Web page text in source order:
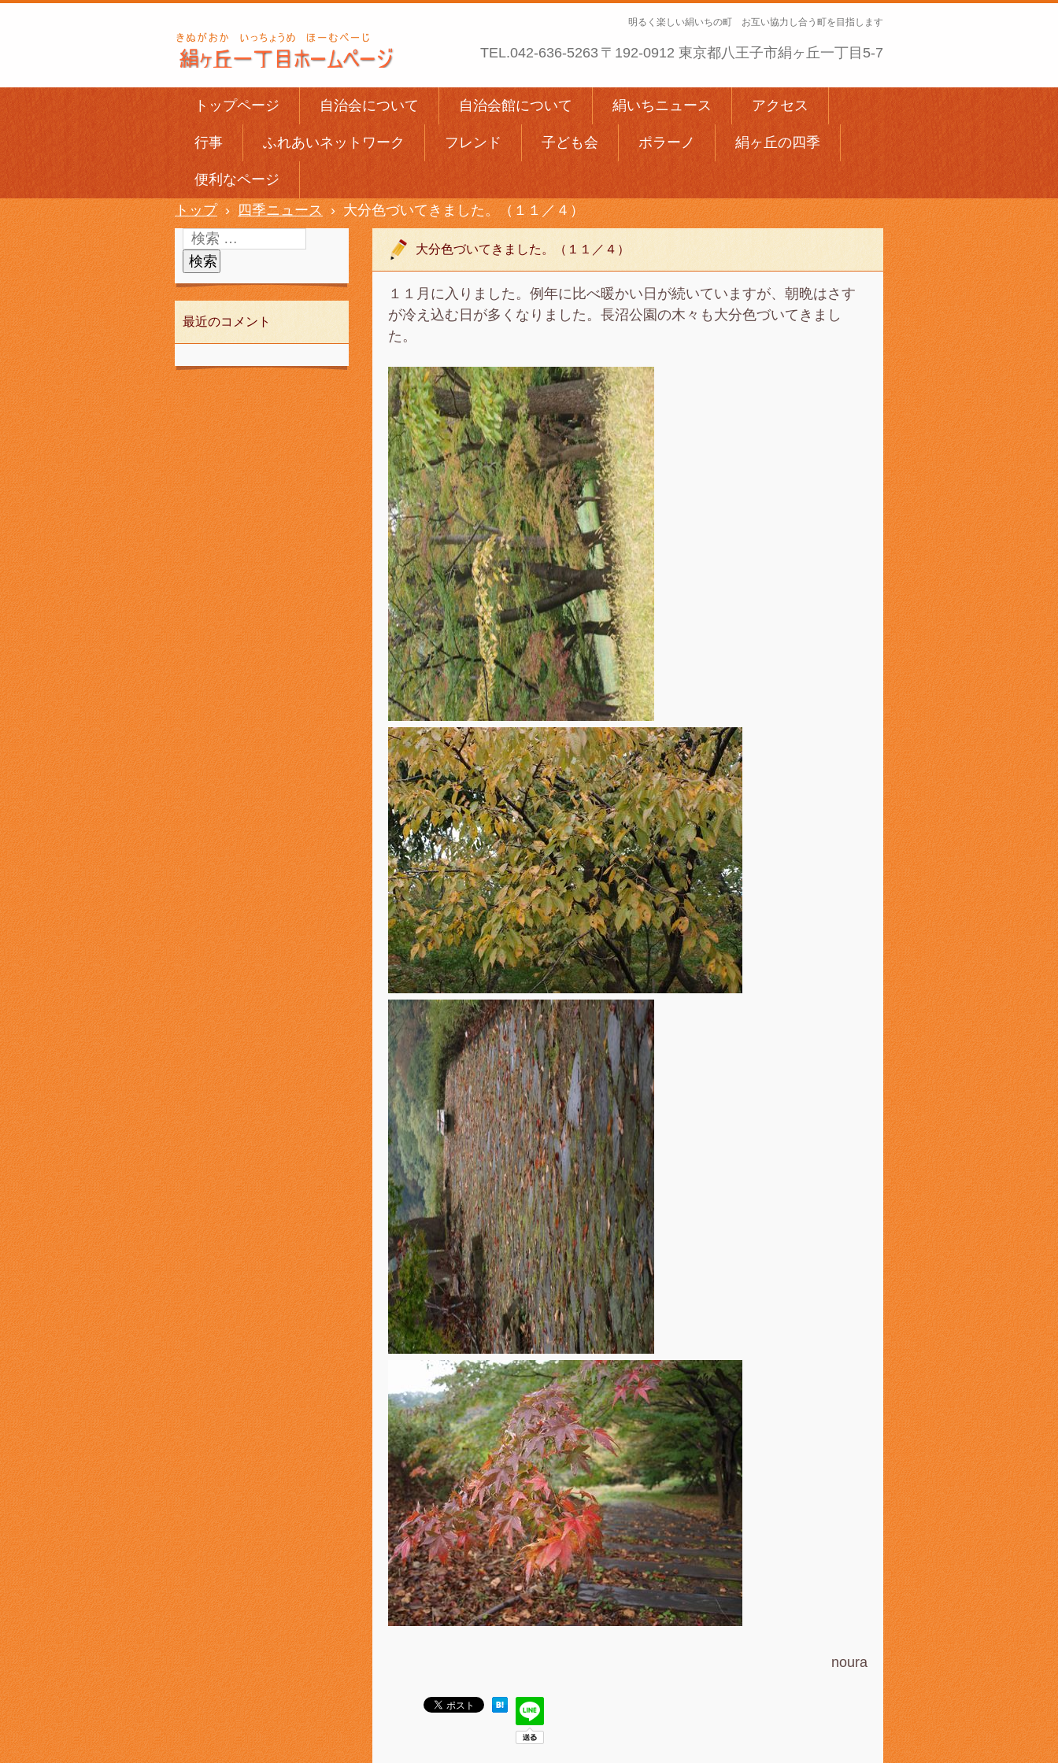
明るく楽しい絹いちの町 お互い協力し合う町を目指します
TEL.042-636-5263 〒192-0912 東京都八王子市絹ヶ丘一丁目5-7
トップページ 自治会について 自治会館について 絹いちニュース アクセス
行事 ふれあいネットワーク フレンド 子ども会 ポラーノ 絹ヶ丘の四季
便利なページ
トップ › 四季ニュース › 大分色づいてきました。（１１／４）
大分色づいてきました。（１１／４）
１１月に入りました。例年に比べ暖かい日が続いていますが、朝晩はさす
が冷え込む日が多くなりました。長沼公園の木々も大分色づいてきまし
た。
noura
最近のコメント